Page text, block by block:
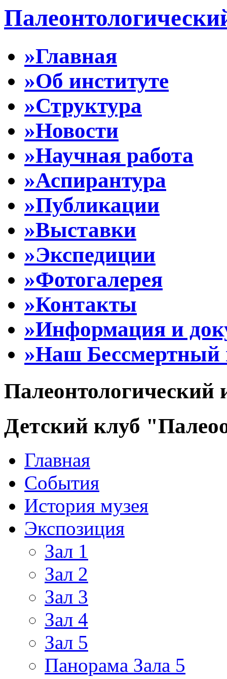
»Главная
»Об институте
»Структура
»Новости
»Научная работа
»Аспирантура
»Публикации
»Выставки
»Экспедиции
»Фотогалерея
»Контакты
»Информация и
»Наш Бессмертный
Палеонтологический
Детский клуб
Главная
События
История музея
Экспозиция
Зал 1
Зал 2
Зал 3
Зал 4
Зал 5
Панорама Зала 5